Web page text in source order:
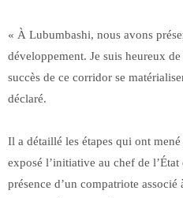
« À Lubumbashi, nous avons
développement. Je suis heureux
succès de ce corridor se
déclaré.
Il a détaillé les étapes qui ont
exposé l’initiative au chef de
présence d’un compatriote associé